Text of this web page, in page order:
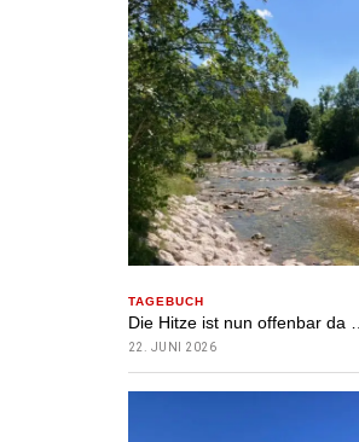
TAGEBUCH
Die Hitze ist nun offenbar da …
22. JUNI 2026